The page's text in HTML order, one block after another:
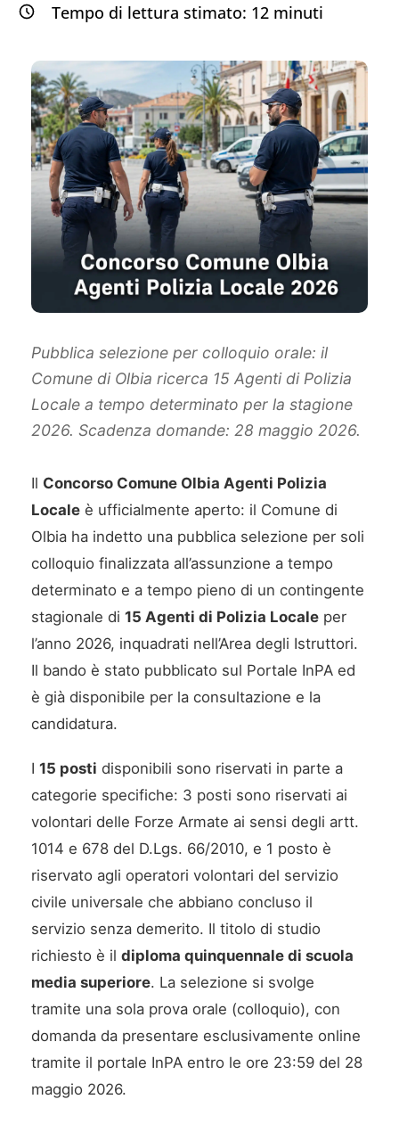
Tempo di lettura stimato: 12 minuti
Pubblica selezione per colloquio orale: il
Comune di Olbia ricerca 15 Agenti di Polizia
Locale a tempo determinato per la stagione
2026. Scadenza domande: 28 maggio 2026.
Il Concorso Comune Olbia Agenti Polizia
Locale è ufficialmente aperto: il Comune di
Olbia ha indetto una pubblica selezione per soli
colloquio finalizzata all’assunzione a tempo
determinato e a tempo pieno di un contingente
stagionale di 15 Agenti di Polizia Locale per
l’anno 2026, inquadrati nell’Area degli Istruttori.
Il bando è stato pubblicato sul Portale InPA ed
è già disponibile per la consultazione e la
candidatura.
I 15 posti disponibili sono riservati in parte a
categorie specifiche: 3 posti sono riservati ai
volontari delle Forze Armate ai sensi degli artt.
1014 e 678 del D.Lgs. 66/2010, e 1 posto è
riservato agli operatori volontari del servizio
civile universale che abbiano concluso il
servizio senza demerito. Il titolo di studio
richiesto è il diploma quinquennale di scuola
media superiore. La selezione si svolge
tramite una sola prova orale (colloquio), con
domanda da presentare esclusivamente online
tramite il portale InPA entro le ore 23:59 del 28
maggio 2026.